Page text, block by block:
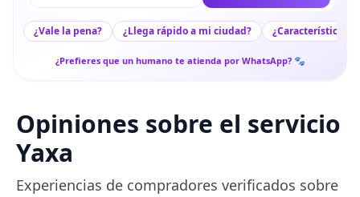
¿Vale la pena? ¿Llega rápido a mi ciudad? ¿Características
¿Prefieres que un humano te atienda por WhatsApp? 🐾
Opiniones sobre el servicio
Yaxa
Experiencias de compradores verificados sobre